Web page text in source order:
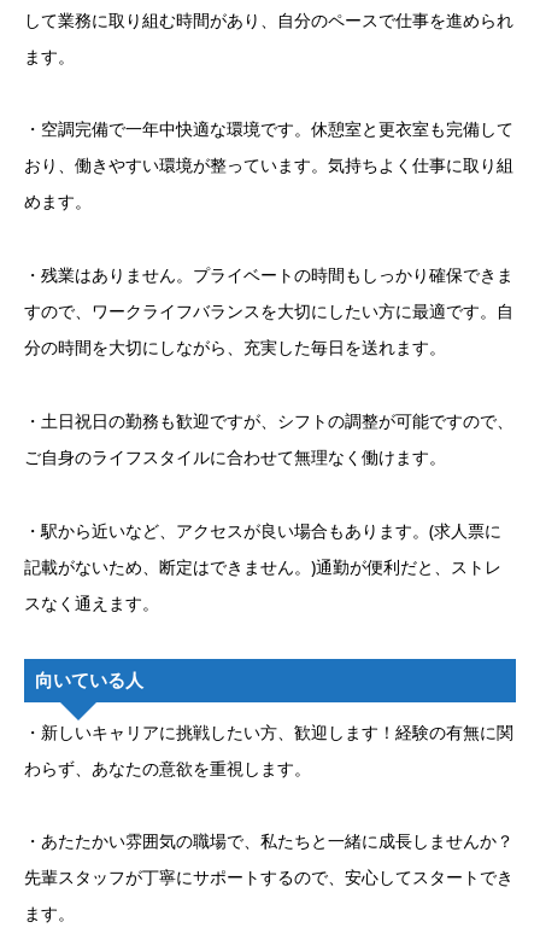
して業務に取り組む時間があり、自分のペースで仕事を進められ
ます。
・空調完備で一年中快適な環境です。休憩室と更衣室も完備して
おり、働きやすい環境が整っています。気持ちよく仕事に取り組
めます。
・残業はありません。プライベートの時間もしっかり確保できま
すので、ワークライフバランスを大切にしたい方に最適です。自
分の時間を大切にしながら、充実した毎日を送れます。
・土日祝日の勤務も歓迎ですが、シフトの調整が可能ですので、
ご自身のライフスタイルに合わせて無理なく働けます。
・駅から近いなど、アクセスが良い場合もあります。(求人票に
記載がないため、断定はできません。)通勤が便利だと、ストレ
スなく通えます。
向いている人
・新しいキャリアに挑戦したい方、歓迎します！経験の有無に関
わらず、あなたの意欲を重視します。
・あたたかい雰囲気の職場で、私たちと一緒に成長しませんか？
先輩スタッフが丁寧にサポートするので、安心してスタートでき
ます。